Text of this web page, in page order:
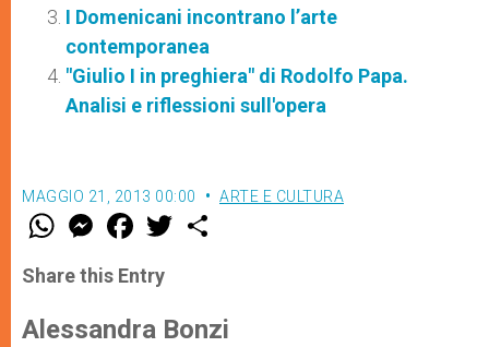
I Domenicani incontrano l’arte
contemporanea
"Giulio I in preghiera" di Rodolfo Papa.
Analisi e riflessioni sull'opera
MAGGIO 21, 2013 00:00 ARTE E CULTURA
W
t
s
p
p
M
e
s
e
g
e
F
a
e
b
o
k
w
r
Share this Entry
Alessandra Bonzi